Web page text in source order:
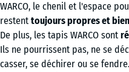
WARCO, le chenil et l'espace
restent toujours propres et
De plus, les tapis WARCO sont
Ils ne pourrissent pas, ne se
casser, se déchirer ou se